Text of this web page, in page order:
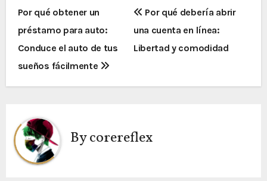
P
o
s
t
a
v
Por qué obtener un
préstamo para auto:
Conduce el auto de tus
sueños fácilmente
Por qué debería abrir
una cuenta en línea:
Libertad y comodidad
Bycorereflex